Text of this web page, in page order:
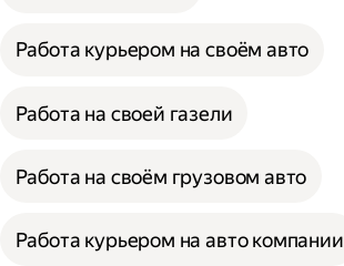
Работа курьером на своём авто
Работа на своей газели
Работа на своём грузовом авто
Работа курьером на авто компании